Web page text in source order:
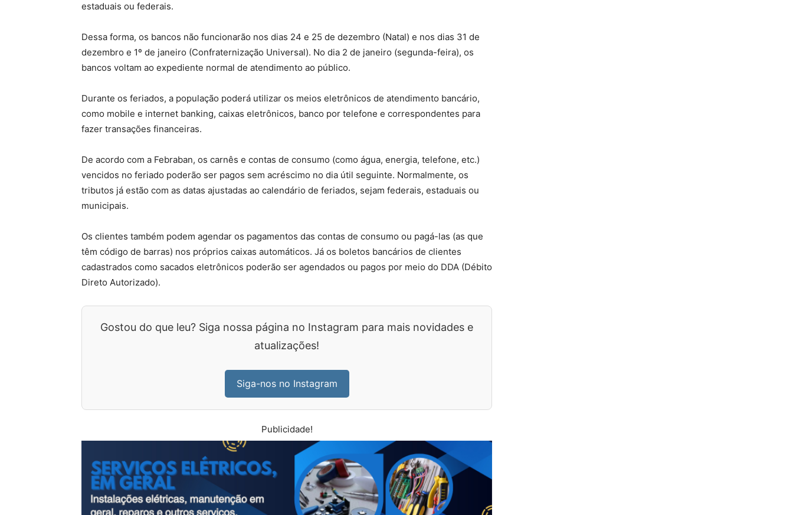
estaduais ou federais.
Dessa forma, os bancos não funcionarão nos dias 24 e 25 de dezembro (Natal) e nos dias 31 de
dezembro e 1º de janeiro (Confraternização Universal). No dia 2 de janeiro (segunda-feira), os
bancos voltam ao expediente normal de atendimento ao público.
Durante os feriados, a população poderá utilizar os meios eletrônicos de atendimento bancário,
como mobile e internet banking, caixas eletrônicos, banco por telefone e correspondentes para
fazer transações financeiras.
De acordo com a Febraban, os carnês e contas de consumo (como água, energia, telefone, etc.)
vencidos no feriado poderão ser pagos sem acréscimo no dia útil seguinte. Normalmente, os
tributos já estão com as datas ajustadas ao calendário de feriados, sejam federais, estaduais ou
municipais.
Os clientes também podem agendar os pagamentos das contas de consumo ou pagá-las (as que
têm código de barras) nos próprios caixas automáticos. Já os boletos bancários de clientes
cadastrados como sacados eletrônicos poderão ser agendados ou pagos por meio do DDA (Débito
Direto Autorizado).
Gostou do que leu? Siga nossa página no Instagram para mais novidades e
atualizações!
Siga-nos no Instagram
Publicidade!